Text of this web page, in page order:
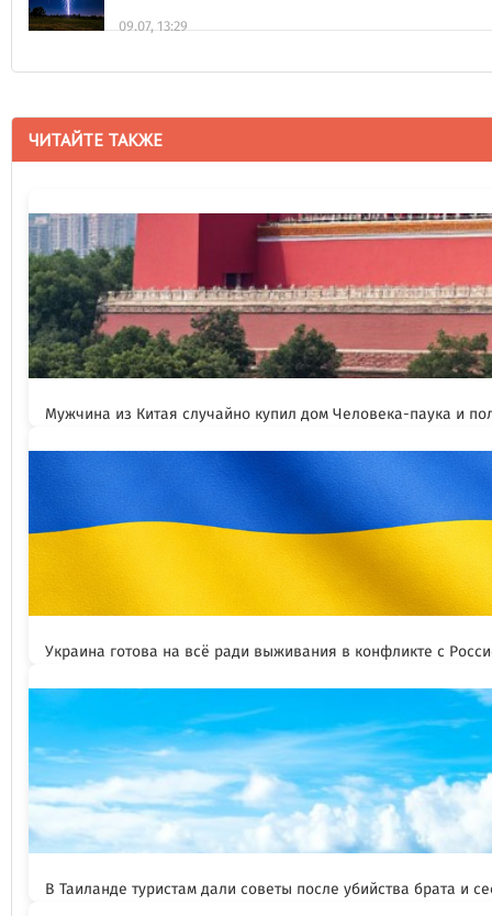
ЧИТАЙТЕ ТАКЖЕ
Мужчина из Китая случайно купил дом Человека-паука и
Украина готова на всё ради выживания в конфликте с
В Таиланде туристам дали советы после убийства брата и
09.07, 13:29